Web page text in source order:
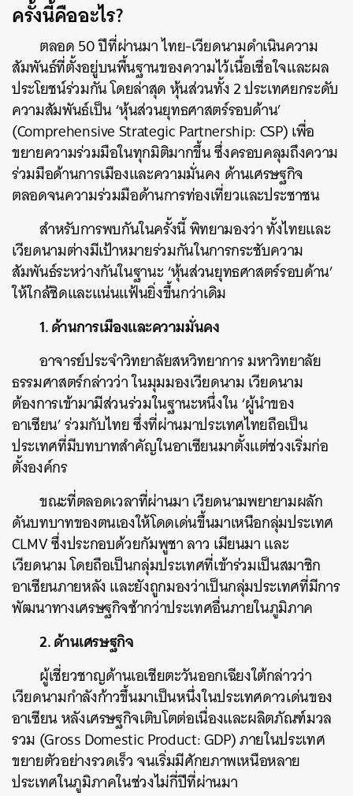
ครั้งนี้คืออะไร?
ตลอด 50 ปีที่ผ่านมา ไทย-เวียดนามดำเนินความ
สัมพันธ์ที่ตั้งอยู่บนพื้นฐานของความไว้เนื้อเชื่อใจและผล
ประโยชน์ร่วมกัน โดยล่าสุด หุ้นส่วนทั้ง 2 ประเทศยกระดับ
ความสัมพันธ์เป็น ‘หุ้นส่วนยุทธศาสตร์รอบด้าน’
(Comprehensive Strategic Partnership: CSP) เพื่อ
ขยายความร่วมมือในทุกมิติมากขึ้น ซึ่งครอบคลุมถึงความ
ร่วมมือด้านการเมืองและความมั่นคง ด้านเศรษฐกิจ
ตลอดจนความร่วมมือด้านการท่องเที่ยวและประชาชน
สำหรับการพบกันในครั้งนี้ พิทยามองว่า ทั้งไทยและ
เวียดนามต่างมีเป้าหมายร่วมกันในการกระชับความ
สัมพันธ์ระหว่างกันในฐานะ ‘หุ้นส่วนยุทธศาสตร์รอบด้าน’
ให้ใกล้ชิดและแน่นแฟ้นยิ่งขึ้นกว่าเดิม
1. ด้านการเมืองและความมั่นคง
อาจารย์ประจำวิทยาลัยสหวิทยาการ มหาวิทยาลัย
ธรรมศาสตร์กล่าวว่า ในมุมมองเวียดนาม เวียดนาม
ต้องการเข้ามามีส่วนร่วมในฐานะหนึ่งใน ‘ผู้นำของ
อาเซียน’ ร่วมกับไทย ซึ่งที่ผ่านมาประเทศไทยถือเป็น
ประเทศที่มีบทบาทสำคัญในอาเซียนมาตั้งแต่ช่วงเริ่มก่อ
ตั้งองค์กร
ขณะที่ตลอดเวลาที่ผ่านมา เวียดนามพยายามผลัก
ดันบทบาทของตนเองให้โดดเด่นขึ้นมาเหนือกลุ่มประเทศ
CLMV ซึ่งประกอบด้วยกัมพูชา ลาว เมียนมา และ
เวียดนาม โดยถือเป็นกลุ่มประเทศที่เข้าร่วมเป็นสมาชิก
อาเซียนภายหลัง และยังถูกมองว่าเป็นกลุ่มประเทศที่มีการ
พัฒนาทางเศรษฐกิจช้ากว่าประเทศอื่นภายในภูมิภาค
2. ด้านเศรษฐกิจ
ผู้เชี่ยวชาญด้านเอเชียตะวันออกเฉียงใต้กล่าวว่า
เวียดนามกำลังก้าวขึ้นมาเป็นหนึ่งในประเทศดาวเด่นของ
อาเซียน หลังเศรษฐกิจเติบโตต่อเนื่องและผลิตภัณฑ์มวล
รวม (Gross Domestic Product: GDP) ภายในประเทศ
ขยายตัวอย่างรวดเร็ว จนเริ่มมีศักยภาพเหนือหลาย
ประเทศในภูมิภาคในช่วงไม่กี่ปีที่ผ่านมา